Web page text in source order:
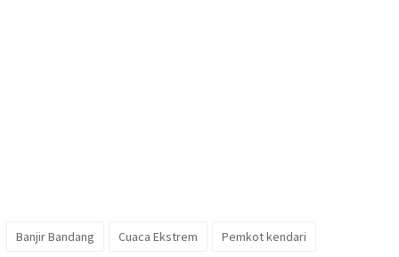
Banjir Bandang Cuaca Ekstrem Pemkot kendari